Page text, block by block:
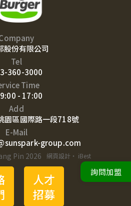
股份有限公司
Tel
360-3000
Time
- 17:00
Add
園區國際路一段718號
E-Mail
group.com
Pin 2026 網頁設計 ‧ iBest
人才
招募
詢問加盟